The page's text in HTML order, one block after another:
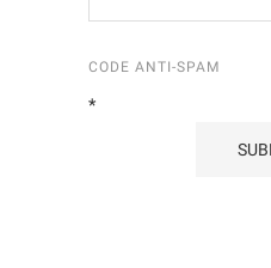
CODE ANTI-SPAM
*